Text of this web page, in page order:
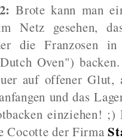
Brote kann man
Netz gesehen,
die Franzosen
Oven")
auf offener
und das
einziehen!
Cocotte der Firma